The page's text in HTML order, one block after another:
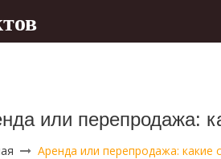
или перепродажа:
Аренда или перепродажа: какие